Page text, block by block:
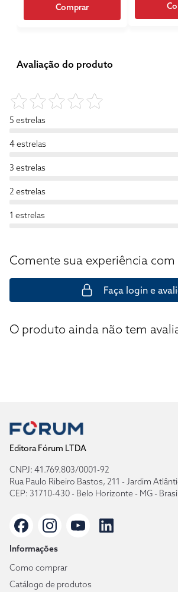
Comprar
Avaliação do produto
5 estrelas
4 estrelas
3 estrelas
2 estrelas
1 estrelas
Comente sua experiência
Faça login e
O produto ainda não tem
Editora Fórum LTDA
CNPJ: 41.769.803/0001-92
Rua Paulo Ribeiro Bastos, 211 - Jardim
CEP: 31710-430 - Belo Horizonte - MG - Brasil
Informações
Como comprar
Catálogo de produtos